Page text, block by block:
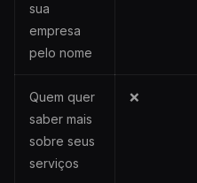
sua
empresa
pelo nome
Quem quer
saber mais
sobre seus
serviços
❌